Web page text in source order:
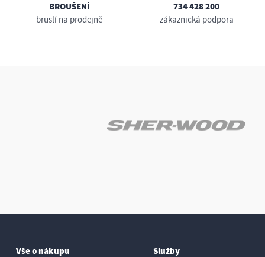
BROUŠENÍ
bruslí na prodejně
734 428 200
zákaznická podpora
Vše o nákupu Služby